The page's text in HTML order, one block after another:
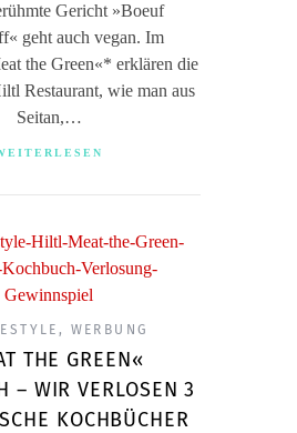
Gericht »Boeuf
geht auch vegan. Im
the Green«* erklären die
Restaurant, wie man aus
Seitan,…
, WERBUNG
THE GREEN«
– WIR VERLOSEN 3
KOCHBÜCHER